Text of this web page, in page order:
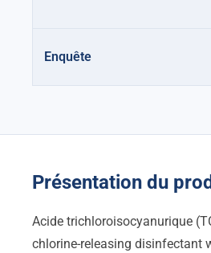
Enquête
Présentation du
Acide trichloroisocyanurique
chlorine-releasing disinfectant